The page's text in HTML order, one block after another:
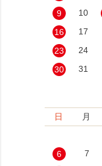
9
10
16
17
23
24
30
31
日 月
6
7